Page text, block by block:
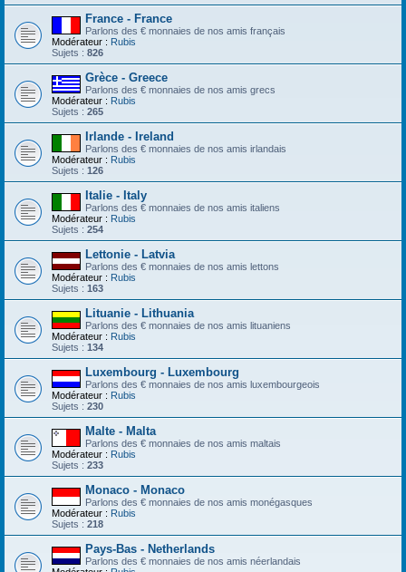
France - France
Parlons des € monnaies de nos amis français
Modérateur : Rubis
Sujets : 826
Grèce - Greece
Parlons des € monnaies de nos amis grecs
Modérateur : Rubis
Sujets : 265
Irlande - Ireland
Parlons des € monnaies de nos amis irlandais
Modérateur : Rubis
Sujets : 126
Italie - Italy
Parlons des € monnaies de nos amis italiens
Modérateur : Rubis
Sujets : 254
Lettonie - Latvia
Parlons des € monnaies de nos amis lettons
Modérateur : Rubis
Sujets : 163
Lituanie - Lithuania
Parlons des € monnaies de nos amis lituaniens
Modérateur : Rubis
Sujets : 134
Luxembourg - Luxembourg
Parlons des € monnaies de nos amis luxembourgeois
Modérateur : Rubis
Sujets : 230
Malte - Malta
Parlons des € monnaies de nos amis maltais
Modérateur : Rubis
Sujets : 233
Monaco - Monaco
Parlons des € monnaies de nos amis monégasques
Modérateur : Rubis
Sujets : 218
Pays-Bas - Netherlands
Parlons des € monnaies de nos amis néerlandais